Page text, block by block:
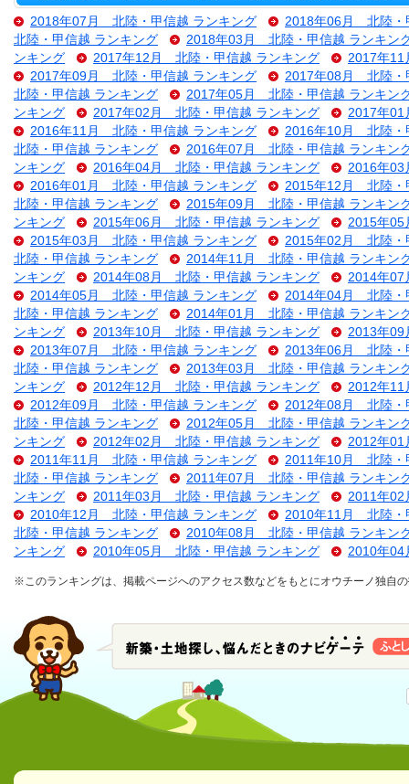
2018年07月 北陸・甲信越 ランキング
2018年06月 北陸・
北陸・甲信越 ランキング
2018年03月 北陸・甲信越 ランキン
ンキング
2017年12月 北陸・甲信越 ランキング
2017年
2017年09月 北陸・甲信越 ランキング
2017年08月 北陸・
北陸・甲信越 ランキング
2017年05月 北陸・甲信越 ランキン
ンキング
2017年02月 北陸・甲信越 ランキング
2017年
2016年11月 北陸・甲信越 ランキング
2016年10月 北陸・
北陸・甲信越 ランキング
2016年07月 北陸・甲信越 ランキン
ンキング
2016年04月 北陸・甲信越 ランキング
2016年
2016年01月 北陸・甲信越 ランキング
2015年12月 北陸・
北陸・甲信越 ランキング
2015年09月 北陸・甲信越 ランキン
ンキング
2015年06月 北陸・甲信越 ランキング
2015年
2015年03月 北陸・甲信越 ランキング
2015年02月 北陸・
北陸・甲信越 ランキング
2014年11月 北陸・甲信越 ランキン
ンキング
2014年08月 北陸・甲信越 ランキング
2014年
2014年05月 北陸・甲信越 ランキング
2014年04月 北陸・
北陸・甲信越 ランキング
2014年01月 北陸・甲信越 ランキン
ンキング
2013年10月 北陸・甲信越 ランキング
2013年
2013年07月 北陸・甲信越 ランキング
2013年06月 北陸・
北陸・甲信越 ランキング
2013年03月 北陸・甲信越 ランキン
ンキング
2012年12月 北陸・甲信越 ランキング
2012年
2012年09月 北陸・甲信越 ランキング
2012年08月 北陸・
北陸・甲信越 ランキング
2012年05月 北陸・甲信越 ランキン
ンキング
2012年02月 北陸・甲信越 ランキング
2012年
2011年11月 北陸・甲信越 ランキング
2011年10月 北陸・
北陸・甲信越 ランキング
2011年07月 北陸・甲信越 ランキン
ンキング
2011年03月 北陸・甲信越 ランキング
2011年
2010年12月 北陸・甲信越 ランキング
2010年11月 北陸・
北陸・甲信越 ランキング
2010年08月 北陸・甲信越 ランキン
ンキング
2010年05月 北陸・甲信越 ランキング 2010年
※このランキングは、掲載ページへのアクセス数などをもとにオウチーノ独自